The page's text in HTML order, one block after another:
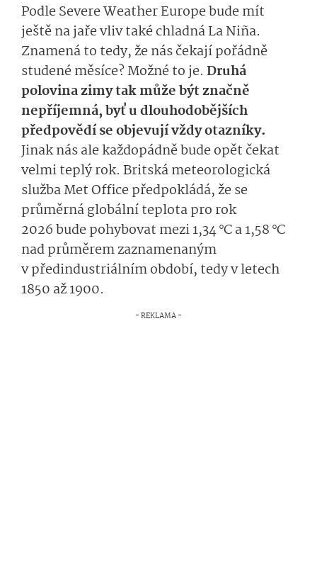
Podle Severe Weather Europe bude mít
ještě na jaře vliv také chladná La Niña.
Znamená to tedy, že nás čekají pořádně
studené měsíce? Možné to je. Druhá
polovina zimy tak může být značně
nepříjemná, byť u dlouhodobějších
předpovědí se objevují vždy otazníky.
Jinak nás ale každopádně bude opět čekat
velmi teplý rok. Britská meteorologická
služba Met Office předpokládá, že se
průměrná globální teplota pro rok
2026 bude pohybovat mezi 1,34 °C a 1,58 °C
nad průměrem zaznamenaným
v předindustriálním období, tedy v letech
1850 až 1900.